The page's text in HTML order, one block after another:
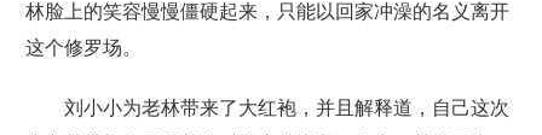
林脸上的笑容慢慢僵硬起来，只能以回家冲澡的名义离开
这个修罗场。
刘小小为老林带来了大红袍，并且解释道，自己这次